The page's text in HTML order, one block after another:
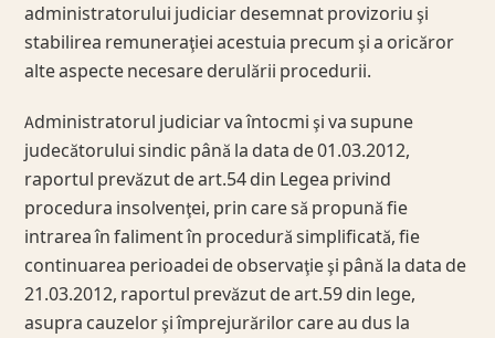
administratorului judiciar desemnat provizoriu şi
stabilirea remuneraţiei acestuia precum şi a oricăror
alte aspecte necesare derulării procedurii.
Administratorul judiciar va întocmi şi va supune
judecătorului sindic până la data de 01.03.2012,
raportul prevăzut de art.54 din Legea privind
procedura insolvenţei, prin care să propună fie
intrarea în faliment în procedură simplificată, fie
continuarea perioadei de observaţie şi până la data de
21.03.2012, raportul prevăzut de art.59 din lege,
asupra cauzelor şi împrejurărilor care au dus la